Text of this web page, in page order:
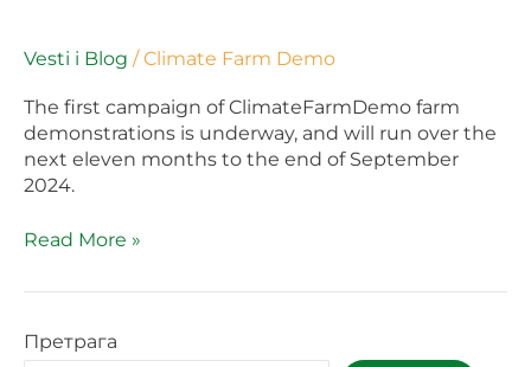
Vesti i Blog /Climate Farm Demo
The first campaign of ClimateFarmDemo farm
demonstrations is underway, and will run over the
next eleven months to the end of September
2024.
Read More »
Претрага